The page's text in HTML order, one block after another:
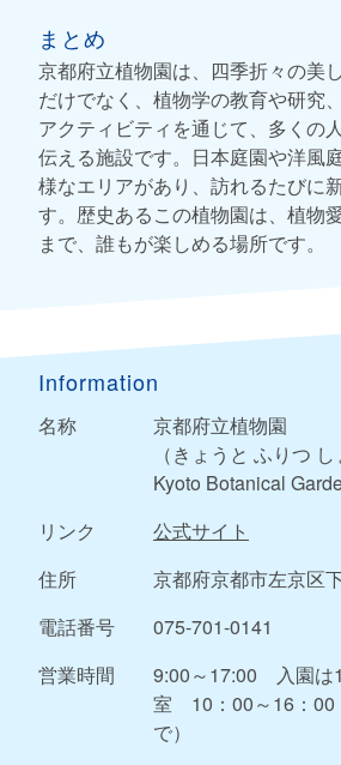
まとめ
京都府立植物園は、四季折々の美
だけでなく、植物学の教育や研究
アクティビティを通じて、多くの
伝える施設です。日本庭園や洋風
様なエリアがあり、訪れるたびに
す。歴史あるこの植物園は、植物
まで、誰もが楽しめる場所です。
Information
名称
京都府立植物園
（きょうと ふりつ
Kyoto Botanical
リンク
公式サイト
住所
京都府京都市左京区
電話番号
075-701-0141
営業時間
9:00～17:00 入園
室 10：00～16：00
で）